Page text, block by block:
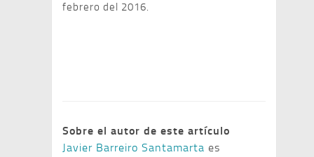
febrero del 2016.
Sobre el autor de este artículo
Javier Barreiro Santamarta es